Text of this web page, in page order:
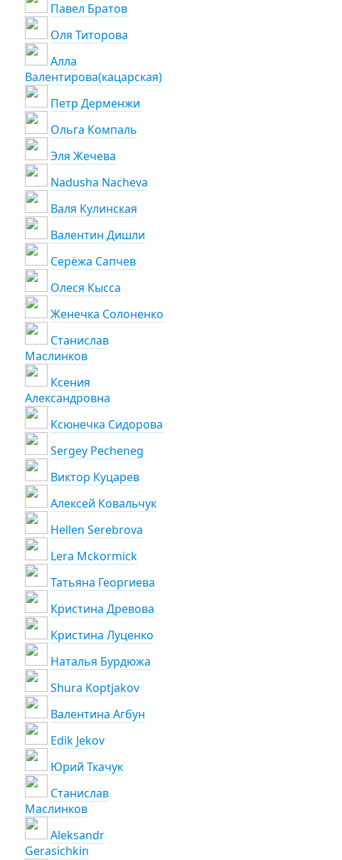
Павел Братов
Оля Титорова
Алла
Валентирова(кацарская)
Петр Дерменжи
Ольга Компаль
Эля Жечева
Nadusha Nacheva
Валя Кулинская
Валентин Дишли
Серёжа Сапчев
Олеся Кысса
Женечка Солоненко
Станислав
Маслинков
Ксения
Александровна
Ксюнечка Сидорова
Sergey Pecheneg
Виктор Куцарев
Алексей Ковальчук
Hellen Serebrova
Lera Mckormick
Татьяна Георгиева
Кристина Древова
Кристина Луценко
Наталья Бурдюжа
Shura Koptjakov
Валентина Агбун
Edik Jekov
Юрий Ткачук
Станислав
Маслинков
Aleksandr
Gerasichkin